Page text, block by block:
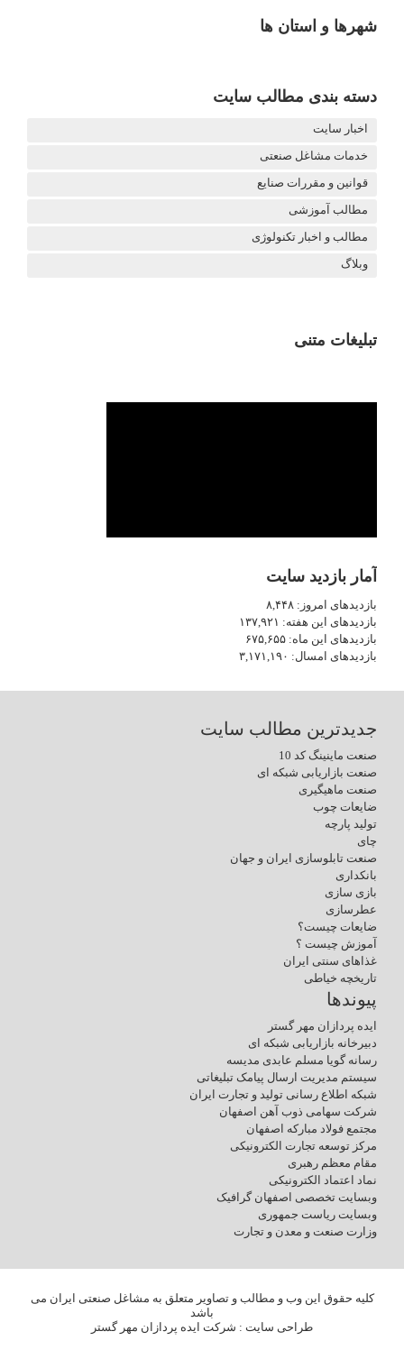
شهرها و استان ها
دسته بندی مطالب سایت
اخبار سایت
خدمات مشاغل صنعتی
قوانین و مقررات صنایع
مطالب آموزشی
مطالب و اخبار تکنولوژی
وبلاگ
تبلیغات متنی
آمار بازدید سایت
بازدیدهای امروز: ۸,۴۴۸
بازدیدهای این هفته: ۱۳۷,۹۲۱
بازدیدهای این ماه: ۶۷۵,۶۵۵
بازدیدهای امسال: ۳,۱۷۱,۱۹۰
جدیدترین مطالب سایت
صنعت ماینینگ کد 10
صنعت بازاریابی شبکه ای
صنعت ماهیگیری
ضایعات چوب
تولید پارچه
چای
صنعت تابلوسازی ایران و جهان
بانکداری
بازی سازی
عطرسازی
ضایعات چیست؟
آموزش چیست ؟
غذاهای سنتی ایران
تاریخچه خیاطی
پیوندها
ایده پردازان مهر گستر
دبیرخانه بازاریابی شبکه ای
رسانه گویا مسلم عابدی مدیسه
سیستم مدیریت ارسال پیامک تبلیغاتی
شبکه اطلاع رسانی تولید و تجارت ایران
شرکت سهامی ذوب آهن اصفهان
مجتمع فولاد مبارکه اصفهان
مرکز توسعه تجارت الکترونیکی
مقام معظم رهبری
نماد اعتماد الکترونیکی
وبسایت تخصصی اصفهان گرافیک
وبسایت ریاست جمهوری
وزارت صنعت و معدن و تجارت
کلیه حقوق این وب و مطالب و تصاویر متعلق به مشاغل صنعتی ایران می
باشد
طراحی سایت : شرکت ایده پردازان مهر گستر